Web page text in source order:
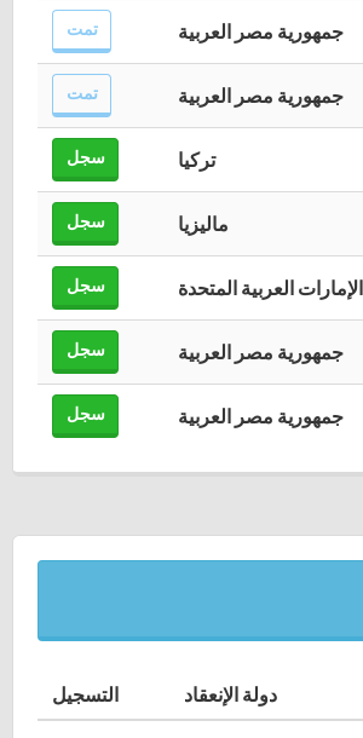
جمهورية مصر العربية تمت
جمهورية مصر العربية تمت
تركيا سجل
ماليزيا سجل
الإمارات العربية المتحدة سجل
جمهورية مصر العربية سجل
جمهورية مصر العربية سجل
دولة الإنعقاد التسجيل